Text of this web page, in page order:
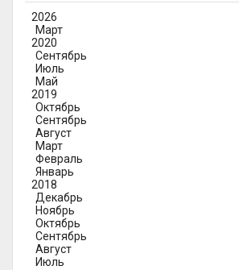
2026
Март
2020
Сентябрь
Июль
Май
2019
Октябрь
Сентябрь
Август
Март
Февраль
Январь
2018
Декабрь
Ноябрь
Октябрь
Сентябрь
Август
Июль